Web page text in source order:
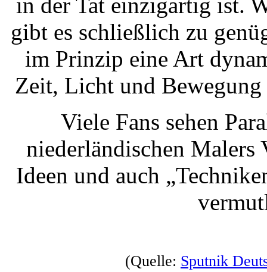
gibt es schließlich zu
im Prinzip eine Art
Zeit, Licht und
Viele Fans sehen
niederländischen Malers
Ideen und auch
(Quelle: Sputnik